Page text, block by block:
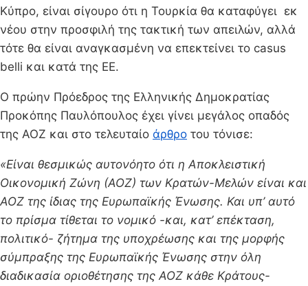
Κύπρο, είναι σίγουρο ότι η Τουρκία θα καταφύγει εκ
νέου στην προσφιλή της τακτική των απειλών, αλλά
τότε θα είναι αναγκασμένη να επεκτείνει το casus
belli και κατά της ΕΕ.
Ο πρώην Πρόεδρος της Ελληνικής Δημοκρατίας
Προκόπης Παυλόπουλος έχει γίνει μεγάλος οπαδός
της ΑΟΖ και στο τελευταίο άρθρο του τόνισε:
«Είναι θεσμικώς αυτονόητο ότι η Αποκλειστική
Οικονομική Ζώνη (ΑΟΖ) των Κρατών-Μελών είναι και
ΑΟΖ της ίδιας της Ευρωπαϊκής Ένωσης. Και υπ’ αυτό
το πρίσμα τίθεται το νομικό -και, κατ’ επέκταση,
πολιτικό- ζήτημα της υποχρέωσης και της μορφής
σύμπραξης της Ευρωπαϊκής Ένωσης στην όλη
διαδικασία οριοθέτησης της ΑΟΖ κάθε Κράτους-